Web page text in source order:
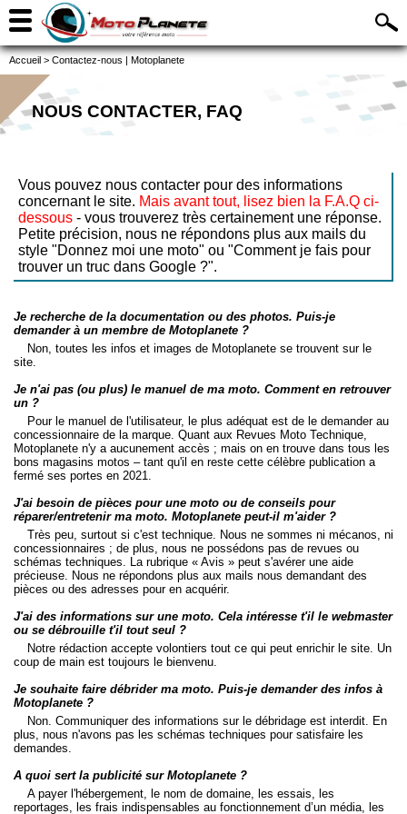
Accueil > Contactez-nous | Motoplanete
NOUS CONTACTER, FAQ
Vous pouvez nous contacter pour des informations
concernant le site. Mais avant tout, lisez bien la F.A.Q ci-
dessous - vous trouverez très certainement une réponse.
Petite précision, nous ne répondons plus aux mails du
style "Donnez moi une moto" ou "Comment je fais pour
trouver un truc dans Google ?".
Je recherche de la documentation ou des photos. Puis-je
demander à un membre de Motoplanete ?
Non, toutes les infos et images de Motoplanete se trouvent sur le
site.
Je n'ai pas (ou plus) le manuel de ma moto. Comment en retrouver
un ?
Pour le manuel de l'utilisateur, le plus adéquat est de le demander au
concessionnaire de la marque. Quant aux Revues Moto Technique,
Motoplanete n'y a aucunement accès ; mais on en trouve dans tous les
bons magasins motos – tant qu'il en reste cette célèbre publication a
fermé ses portes en 2021.
J'ai besoin de pièces pour une moto ou de conseils pour
réparer/entretenir ma moto. Motoplanete peut-il m'aider ?
Très peu, surtout si c'est technique. Nous ne sommes ni mécanos, ni
concessionnaires ; de plus, nous ne possédons pas de revues ou
schémas techniques. La rubrique « Avis » peut s'avérer une aide
précieuse. Nous ne répondons plus aux mails nous demandant des
pièces ou des adresses pour en acquérir.
J'ai des informations sur une moto. Cela intéresse t'il le webmaster
ou se débrouille t'il tout seul ?
Notre rédaction accepte volontiers tout ce qui peut enrichir le site. Un
coup de main est toujours le bienvenu.
Je souhaite faire débrider ma moto. Puis-je demander des infos à
Motoplanete ?
Non. Communiquer des informations sur le débridage est interdit. En
plus, nous n'avons pas les schémas techniques pour satisfaire les
demandes.
A quoi sert la publicité sur Motoplanete ?
A payer l'hébergement, le nom de domaine, les essais, les
reportages, les frais indispensables au fonctionnement d’un média, les